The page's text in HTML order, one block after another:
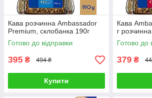
Кава розчинна Ambassador
Premium, склобанка 190г
Готово до відправки
395 ₴ 494 ₴
Купити
Кава
г розчинна
Готово до
379 ₴